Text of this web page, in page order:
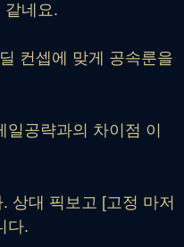
같네요.
컨셉에 맞게 공속룬을
공략과의 차이점 이
상대 픽보고 [고정 마저
다.